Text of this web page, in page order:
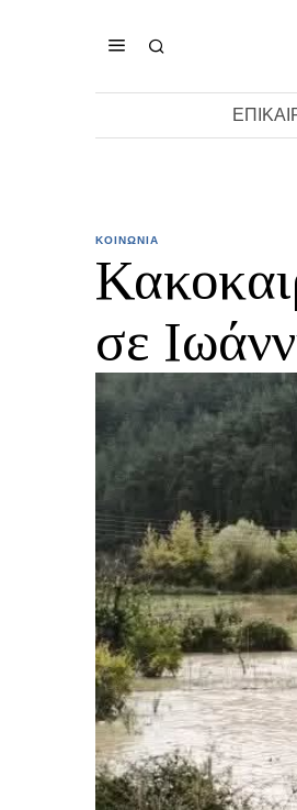
ΚΟΙΝΩΝΙΑ
σε